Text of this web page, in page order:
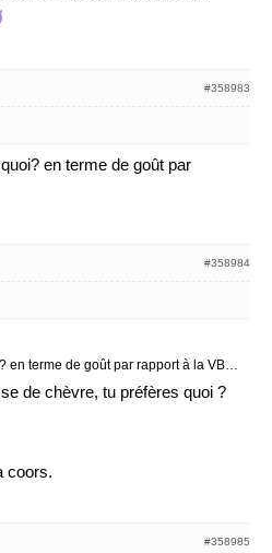
#358983
en terme de goût par
#358984
en terme de goût par rapport à la VB…
de chèvre, tu préfères quoi ?
coors.
#358985